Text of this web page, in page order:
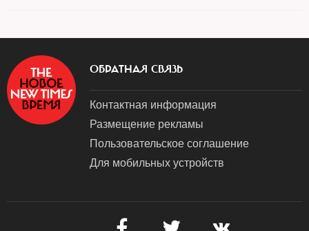
ОБРАТНАЯ СВЯЗЬ
Контактная информация
Размещение рекламы
Пользовательское соглашение
Для мобильных устройств